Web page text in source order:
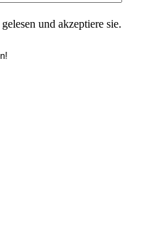
gelesen und akzeptiere sie.